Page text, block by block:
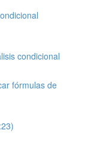
condicional
fórmulas de